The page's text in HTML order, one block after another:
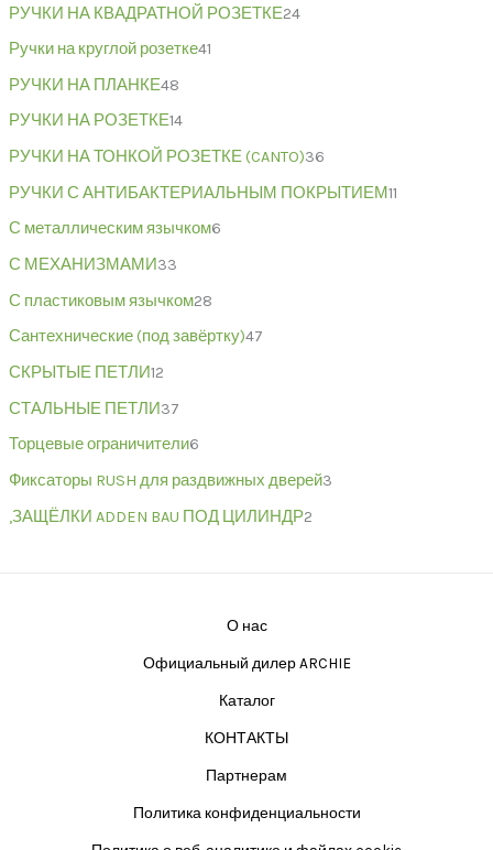
РУЧКИ НА КВАДРАТНОЙ РОЗЕТКЕ24
Ручки на круглой розетке41
РУЧКИ НА ПЛАНКЕ48
РУЧКИ НА РОЗЕТКЕ14
РУЧКИ НА ТОНКОЙ РОЗЕТКЕ (CANTO)36
РУЧКИ С АНТИБАКТЕРИАЛЬНЫМ ПОКРЫТИЕМ11
С металлическим язычком6
С МЕХАНИЗМАМИ33
С пластиковым язычком28
Сантехнические (под завёртку)47
СКРЫТЫЕ ПЕТЛИ12
СТАЛЬНЫЕ ПЕТЛИ37
Торцевые ограничители6
Фиксаторы RUSH для раздвижных дверей3
,ЗАЩЁЛКИ ADDEN BAU ПОД ЦИЛИНДР2
О нас
Официальный дилер ARCHIE
Каталог
КОНТАКТЫ
Партнерам
Политика конфиденциальности